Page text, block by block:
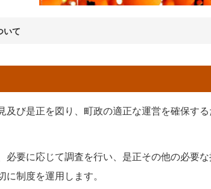
いて
び是正を図り、町政の適正な運営を確保す
要に応じて調査を行い、是正その他の必要な
制度を運用します。